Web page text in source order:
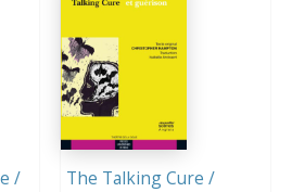
/
The Talking Cure /